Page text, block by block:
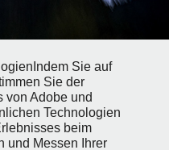
Evening Storm
Sie auf
Sie der
von Adobe und
Technologien
beim
und Messen Ihrer